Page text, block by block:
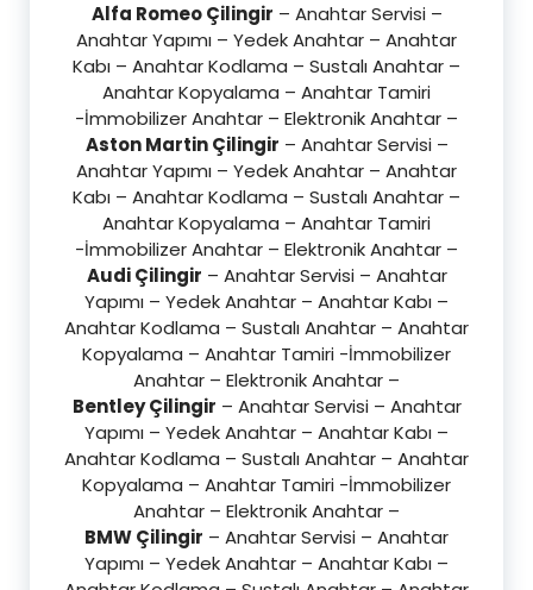
Alfa Romeo Çilingir – Anahtar Servisi –
Anahtar Yapımı – Yedek Anahtar – Anahtar
Kabı – Anahtar Kodlama – Sustalı Anahtar –
Anahtar Kopyalama – Anahtar Tamiri
-İmmobilizer Anahtar – Elektronik Anahtar –
Aston Martin Çilingir – Anahtar Servisi –
Anahtar Yapımı – Yedek Anahtar – Anahtar
Kabı – Anahtar Kodlama – Sustalı Anahtar –
Anahtar Kopyalama – Anahtar Tamiri
-İmmobilizer Anahtar – Elektronik Anahtar –
Audi Çilingir – Anahtar Servisi – Anahtar
Yapımı – Yedek Anahtar – Anahtar Kabı –
Anahtar Kodlama – Sustalı Anahtar – Anahtar
Kopyalama – Anahtar Tamiri -İmmobilizer
Anahtar – Elektronik Anahtar –
Bentley Çilingir – Anahtar Servisi – Anahtar
Yapımı – Yedek Anahtar – Anahtar Kabı –
Anahtar Kodlama – Sustalı Anahtar – Anahtar
Kopyalama – Anahtar Tamiri -İmmobilizer
Anahtar – Elektronik Anahtar –
BMW Çilingir – Anahtar Servisi – Anahtar
Yapımı – Yedek Anahtar – Anahtar Kabı –